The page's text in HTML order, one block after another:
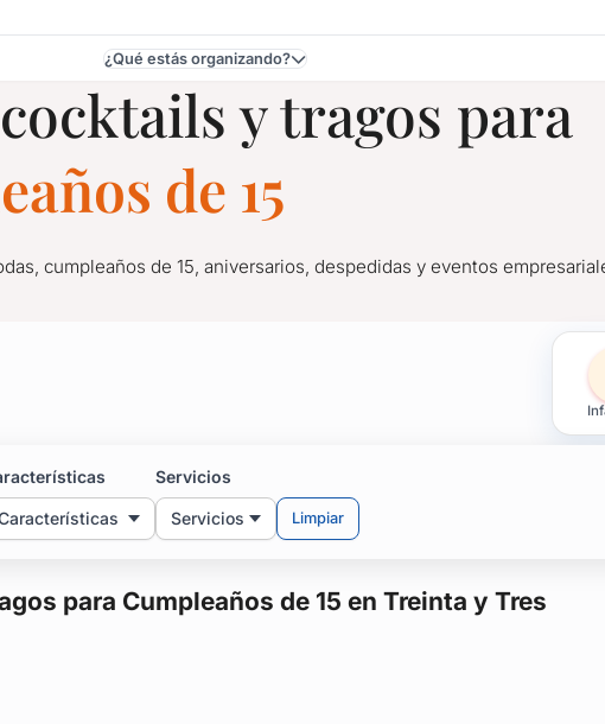
Treinta y Tres
¿Qué estás organizando?
y tragos para
de 15
cumpleaños de 15, aniversarios, despedidas y eventos
Servicios
Servicios Limpiar
para Cumpleaños de 15 en Treinta y Tres
para Cumpleaños de
cumpleaños de 15, aniversarios, despedidas y eventos
tu fiesta solo con un clic: consultá por las mejores bebidas y tragos
y de fin de año.